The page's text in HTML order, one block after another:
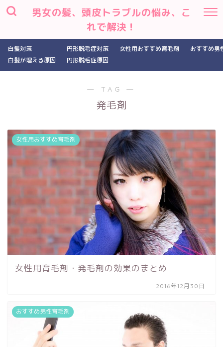
男女の髪、頭皮トラブルの悩み、こ
れで解決！
白髪対策
白髪が増える原因
円形脱毛症対策
円形脱毛症原因
女性用おすすめ育毛剤 おすすめ男
― TAG ―
発毛剤
女性用おすすめ育毛剤
女性用育毛剤・発毛剤の効果のまとめ
2016年12月30日
おすすめ男性育毛剤